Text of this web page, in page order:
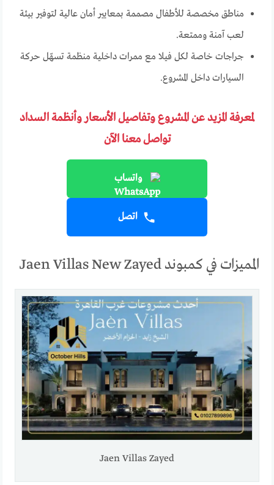
مناطق مخصصة للأطفال مصممة بمعايير أمان عالية لتوفير بيئة
لعب آمنة وممتعة.
جراجات خاصة لكل فيلا مع ممرات داخلية منظمة تسهّل حركة
السيارات داخل المشروع.
لمعرفة المزيد عن المشروع وتفاصيل الأسعار وأنظمة السداد
تواصل معنا الآن
واتساب
اتصل
المميزات في كمبوند Jaen Villas New Zayed
Jaen Villas Zayed